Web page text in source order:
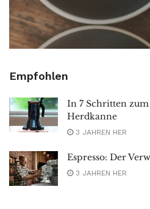
Empfohlen
In 7 Schritten zum
Herdkanne
3 JAHREN HER
Espresso: Der
3 JAHREN HER